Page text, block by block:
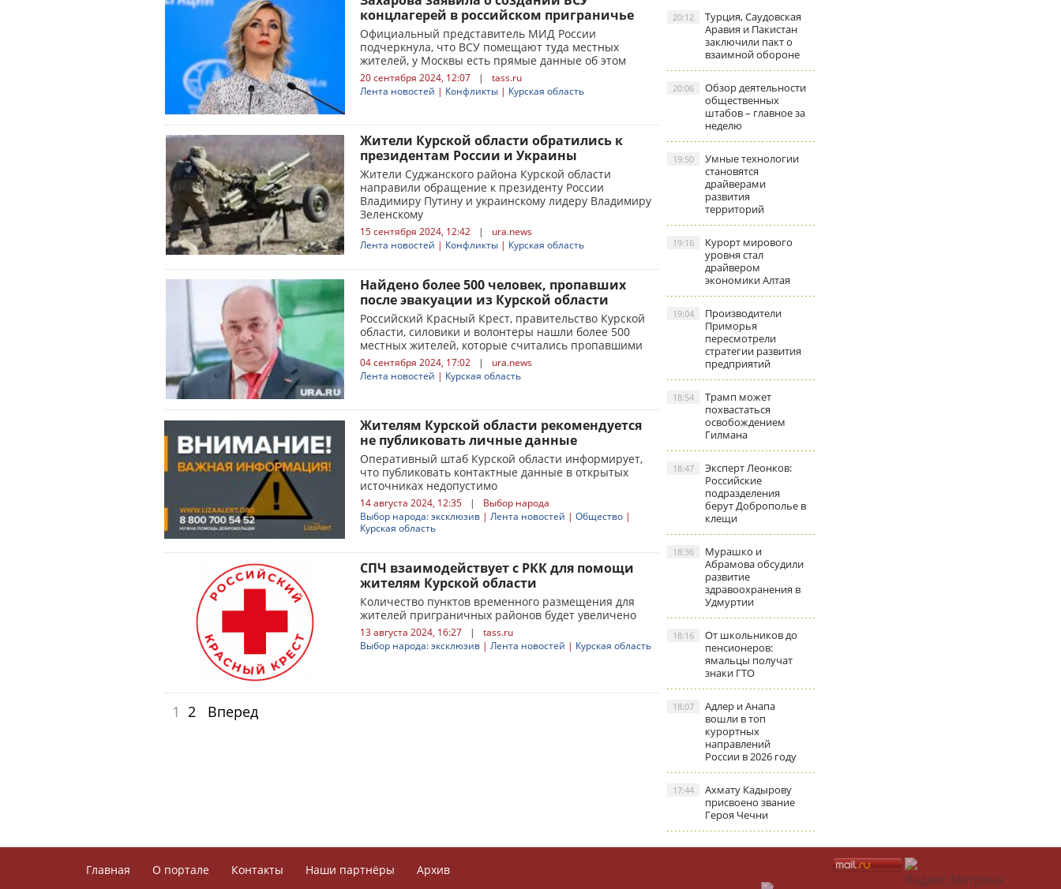
концлагерей в российском приграничье
Официальный представитель МИД России
подчеркнула, что ВСУ помещают туда местных
жителей, у Москвы есть прямые данные об этом
20 сентября 2024, 12:07 |
tass.ru
Лента новостей | Конфликты | Курская область
Жители Курской области обратились к
президентам России и Украины
Жители Суджанского района Курской области
направили обращение к президенту России
Владимиру Путину и украинскому лидеру Владимиру
Зеленскому
15 сентября 2024, 12:42 |
ura.news
Лента новостей | Конфликты | Курская область
Найдено более 500 человек, пропавших
после эвакуации из Курской области
Российский Красный Крест, правительство Курской
области, силовики и волонтеры нашли более 500
местных жителей, которые считались пропавшими
04 сентября 2024, 17:02 |
ura.news
Лента новостей | Курская область
Жителям Курской области рекомендуется
не публиковать личные данные
Оперативный штаб Курской области информирует,
что публиковать контактные данные в открытых
источниках недопустимо
14 августа 2024, 12:35 |
Выбор народа
Выбор народа: эксклюзив | Лента новостей | Общество |
Курская область
СПЧ взаимодействует с РКК для помощи
жителям Курской области
Количество пунктов временного размещения для
жителей приграничных районов будет увеличено
13 августа 2024, 16:27 |
tass.ru
Выбор народа: эксклюзив | Лента новостей | Курская область
1 2 Вперед
Турция, Саудовская
Аравия и Пакистан
заключили пакт о
взаимной обороне
20:12
Обзор деятельности
общественных
штабов – главное за
неделю
20:06
Умные технологии
становятся
драйверами
развития
территорий
19:50
Курорт мирового
уровня стал
драйвером
экономики Алтая
19:16
Производители
Приморья
пересмотрели
стратегии развития
предприятий
19:04
Трамп может
похвастаться
освобождением
Гилмана
18:54
Эксперт Леонков:
Российские
подразделения
берут Доброполье в
клещи
18:47
Мурашко и
Абрамова обсудили
развитие
здравоохранения в
Удмуртии
18:36
От школьников до
пенсионеров:
ямальцы получат
знаки ГТО
18:16
Адлер и Анапа
вошли в топ
курортных
направлений
России в 2026 году
18:07
Ахмату Кадырову
присвоено звание
Героя Чечни
17:44
Главная О портале Контакты Наши партнёры Архив